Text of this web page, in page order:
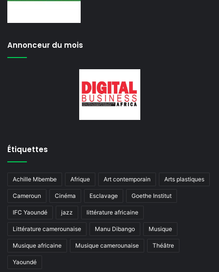
Annonceur du mois
Étiquettes
Achille Mbembe Afrique Art contemporain Arts plastiques
Cameroun Cinéma Esclavage Goethe Institut
IFC Yaoundé jazz littérature africaine
Littérature camerounaise Manu Dibango Musique
Musique africaine Musique camerounaise Théâtre
Yaoundé